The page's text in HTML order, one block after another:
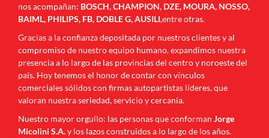
nos acompañan: BOSCH, CHAMPION, DZE, MOURA, NOSSO,
BAIML, PHILIPS, FB, DOBLE G, AUSILI,entre otras.
Gracias a la confianza depositada por nuestros clientes y al
compromiso de nuestro equipo humano, expandimos nuestra
presencia a lo largo de las provincias del centro y noroeste del
país. Hoy tenemos el honor de contar con vínculos
comerciales sólidos con firmas autopartistas líderes, que
valoran nuestra seriedad, servicio y cercanía.
Nuestro mayor orgullo: las personas que conforman Jorge
Micolini S.A.y los lazos construidos a lo largo de los años.